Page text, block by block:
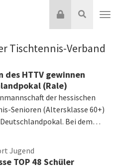
Suche
Login
Tischtennis-Verband
des HTTV gewinnen
(Rale)
der hessischen
Senioren (Altersklasse 60+)
Bei dem…
Jugend
TOP 48 Schüler